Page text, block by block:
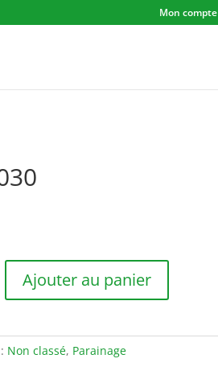
Mon compte
Ajouter au panier
Non classé, Parainage